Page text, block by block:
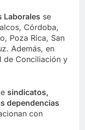
Laborales se
Córdoba,
Poza Rica, San
Además, en
de Conciliación y
sindicatos,
dependencias
con